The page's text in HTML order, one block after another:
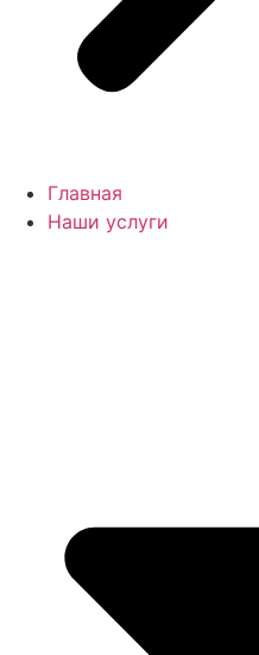
Главная
Наши услуги